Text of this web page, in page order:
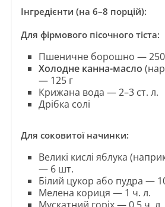
Інгредієнти (на 6–8 порцій):
Для фірмового пісочного тіста:
Пшеничне борошно — 250
Холодне канна-масло
— 125 г
Крижана вода — 2–3 ст. л.
Дрібка солі
Для соковитої начинки:
Великі кислі яблука
— 6 шт.
Білий цукор або пудра —
Мелена кориця — 1 ч. л.